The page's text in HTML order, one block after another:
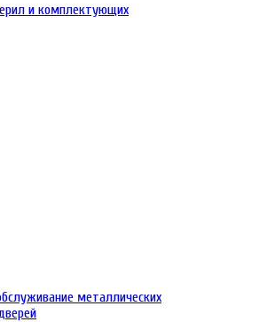
и комплектующих
металлических